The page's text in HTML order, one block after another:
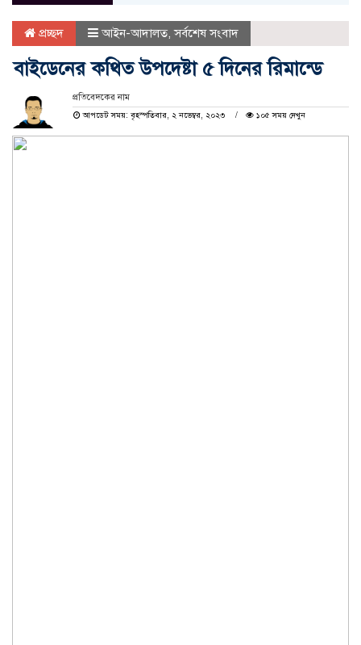
প্রচ্ছদ আইন-আদালত,সর্বশেষ সংবাদ
বাইডেনের কথিত উপদেষ্টা ৫ দিনের রিমান্ডে
প্রতিবেদকের নাম
আপডেট সময়: বৃহস্পতিবার, ২ নভেম্বর, ২০২৩
১০৫ সময় দেখুন